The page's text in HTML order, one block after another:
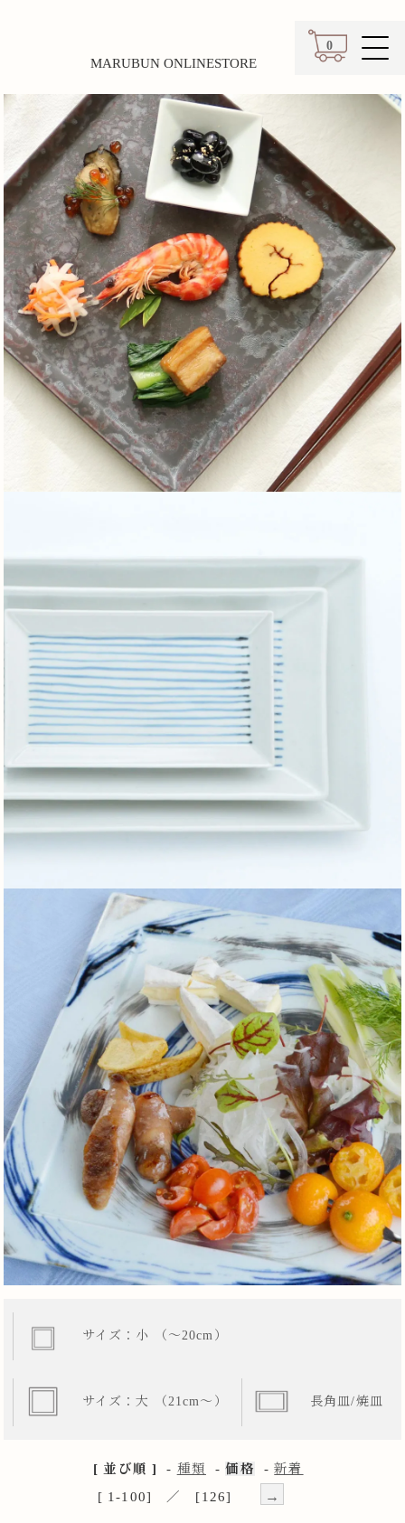
0
カート
MARUBUN ONLINESTORE
サイズ：小 （～20cm）
サイズ：大 （21cm～） 長角皿/焼皿
[ 並び順 ] - 種類 -価格 -新着
[ 1-100] ／ [126]
→